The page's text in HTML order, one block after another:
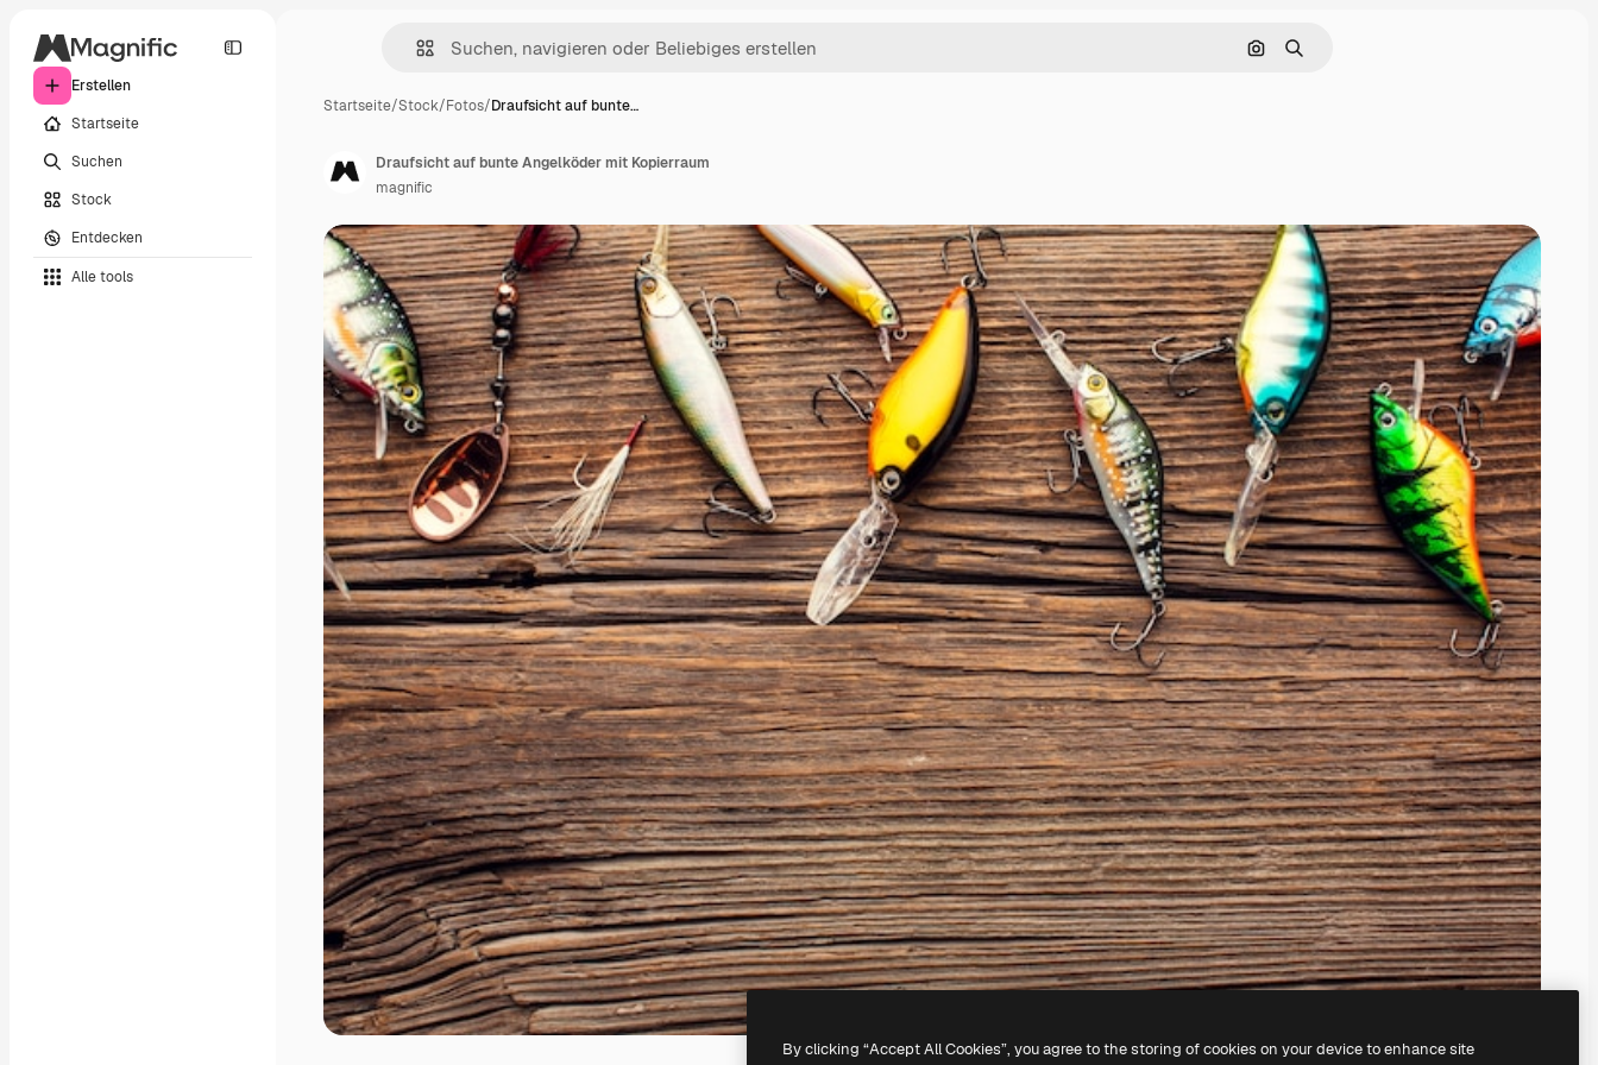
Erstellen
Startseite
Suchen
Stock
Entdecken
Alle tools
Nach Bild suchen
Suchen
Startseite/Stock/Fotos/Draufsicht auf bunte…
Draufsicht auf bunte Angelköder mit Kopierraum
magnific
By clicking “Accept All Cookies”, you agree to the storing of cookies on your device to enhance site